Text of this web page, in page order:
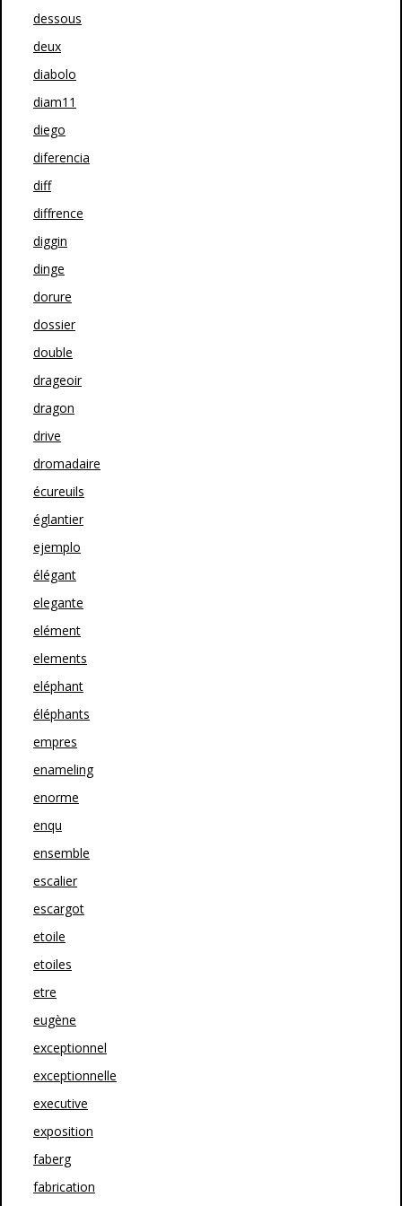
dessous
deux
diabolo
diam11
diego
diferencia
diff
diffrence
diggin
dinge
dorure
dossier
double
drageoir
dragon
drive
dromadaire
écureuils
églantier
ejemplo
élégant
elegante
elément
elements
eléphant
éléphants
empres
enameling
enorme
enqu
ensemble
escalier
escargot
etoile
etoiles
etre
eugène
exceptionnel
exceptionnelle
executive
exposition
faberg
fabrication